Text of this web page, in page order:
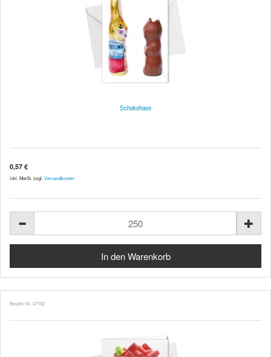
Schokohase
0,57 €
inkl. MwSt. zzgl. Versandkosten
Bestell-Nr. 47162